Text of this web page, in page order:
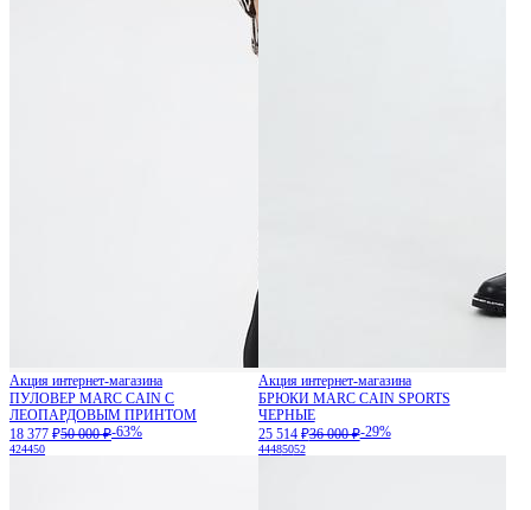
Акция интернет-магазина
ПУЛОВЕР MARC CAIN С
ЛЕОПАРДОВЫМ ПРИНТОМ
18 377 ₽50 000 ₽-63%
424450
Акция интернет-магазина
БРЮКИ MARC CAIN SPORTS
ЧЕРНЫЕ
25 514 ₽36 000 ₽-29%
44485052